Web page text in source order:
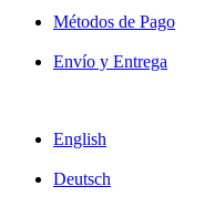
Métodos de Pago
Envío y Entrega
English
Deutsch